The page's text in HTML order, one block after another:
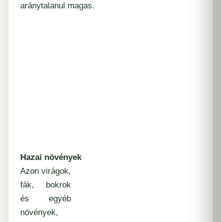
aránytalanul magas.
Hazai növények
Azon virágok,
fák, bokrok
és egyéb
növények,